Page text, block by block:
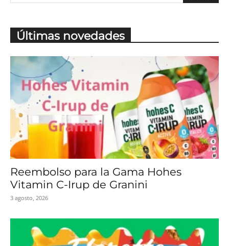
Últimas novedades
Reembolso para la Gama Hohes
Vitamin C-Irup de Granini
3 agosto, 2026